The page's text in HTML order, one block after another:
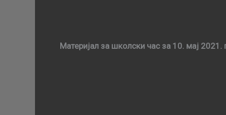
Материјал за школски час за 10. мај 2021.